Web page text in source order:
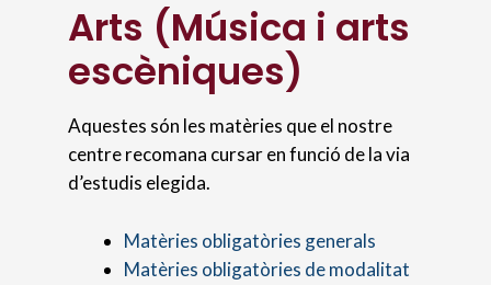
Arts (Música i arts
escèniques)
Aquestes són les matèries que el nostre
centre recomana cursar en funció de la via
d’estudis elegida.
Matèries obligatòries generals
Matèries obligatòries de modalitat